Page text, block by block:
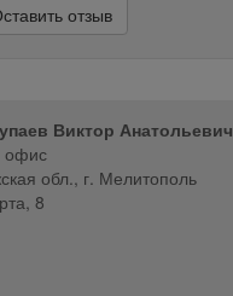
отзыв
Виктор Анатольевич
офис
обл., г. Мелитополь
8